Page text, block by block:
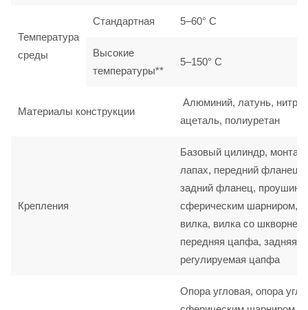
Температура
среды
Стандартная 5–60° C
Высокие
температуры**
5–150° C
Материалы конструкции
Алюминий, латунь,
ацеталь, полиуретан
Крепления
Базовый цилиндр, монтаж
лапах, передний фланец,
задний фланец, проушина
сферическим шарниром,
вилка, вилка со шкворнем,
передняя цапфа, задняя
регулируемая цапфа
Опора угловая, опора